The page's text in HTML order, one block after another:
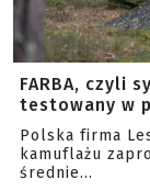
FARBA, czyli
testowany w
Polska firma
kamuflażu
średnie...